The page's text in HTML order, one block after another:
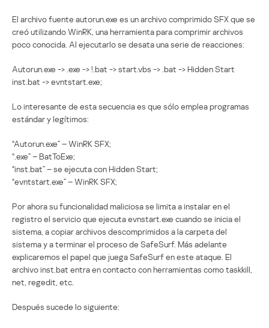
El archivo fuente autorun.exe es un archivo comprimido SFX que se
creó utilizando WinRK, una herramienta para comprimir archivos
poco conocida. Al ejecutarlo se desata una serie de reacciones:
Autorun.exe -> .exe -> !.bat -> start.vbs -> .bat -> Hidden Start
inst.bat -> evntstart.exe;
Lo interesante de esta secuencia es que sólo emplea programas
estándar y legítimos:
“Autorun.exe” – WinRK SFX;
“.exe” – BatToExe;
“inst.bat” – se ejecuta con Hidden Start;
“evntstart.exe” – WinRK SFX;
Por ahora su funcionalidad maliciosa se limita a instalar en el
registro el servicio que ejecuta evnstart.exe cuando se inicia el
sistema, a copiar archivos descomprimidos a la carpeta del
sistema y a terminar el proceso de SafeSurf. Más adelante
explicaremos el papel que juega SafeSurf en este ataque. El
archivo inst.bat entra en contacto con herramientas como taskkill,
net, regedit, etc.
Después sucede lo siguiente: